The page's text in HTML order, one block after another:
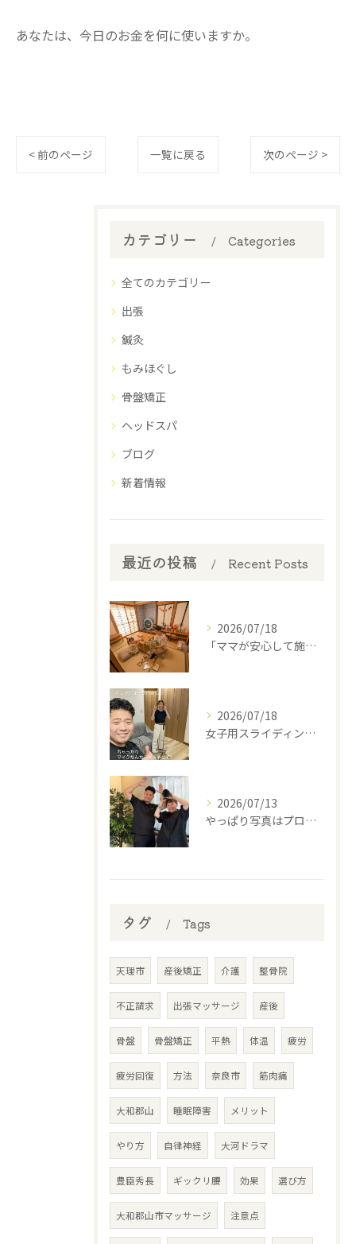
​あなたは、今日のお金を何に使いますか。
< 前のページ 一覧に戻る 次のページ >
カテゴリー Categories
全てのカテゴリー
出張
鍼灸
もみほぐし
骨盤矯正
ヘッドスパ
ブログ
新着情報
最近の投稿 Recent Posts
2026/07/18
​「ママが安心して施術を受けられるように」
2026/07/18
女子用スライディングパンツ(スポーツインナー)を開発中の西丸...
2026/07/13
やっぱり写真はプロに撮って貰わなあかんね🤣⁡
タグ Tags
天理市 産後矯正 介護 整骨院
不正請求 出張マッサージ 産後
骨盤 骨盤矯正 平熱 体温 疲労
疲労回復 方法 奈良市 筋肉痛
大和郡山 睡眠障害 メリット
やり方 自律神経 大河ドラマ
豊臣秀長 ギックリ腰 効果 選び方
大和郡山市マッサージ 注意点